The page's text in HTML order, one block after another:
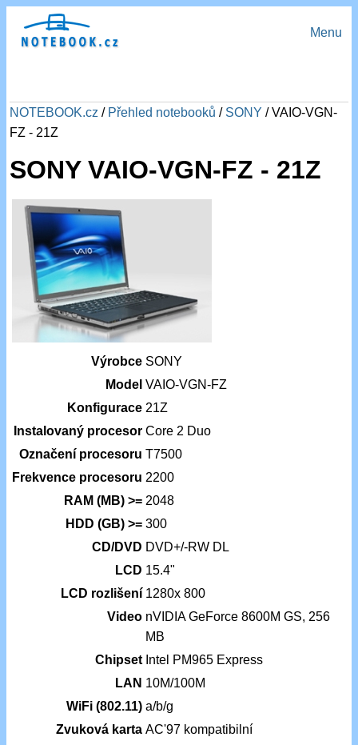
Menu
NOTEBOOK.cz / Přehled notebooků / SONY / VAIO-VGN-
FZ - 21Z
SONY VAIO-VGN-FZ - 21Z
Výrobce SONY
Model VAIO-VGN-FZ
Konfigurace 21Z
Instalovaný procesor Core 2 Duo
Označení procesoru T7500
Frekvence procesoru 2200
RAM (MB) >= 2048
HDD (GB) >= 300
CD/DVD DVD+/-RW DL
LCD 15.4"
LCD rozlišení 1280x 800
Video nVIDIA GeForce 8600M GS, 256
MB
Chipset Intel PM965 Express
LAN 10M/100M
WiFi (802.11) a/b/g
Zvuková karta AC'97 kompatibilní